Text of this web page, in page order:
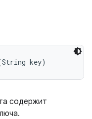
key)
содержит